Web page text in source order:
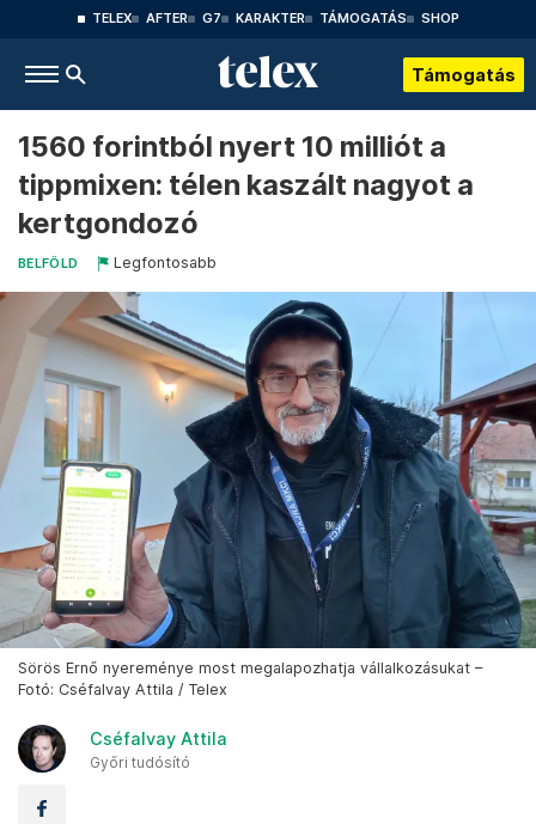
TELEX AFTER G7 KARAKTER TÁMOGATÁS SHOP
Támogatás
1560 forintból nyert 10 milliót a
tippmixen: télen kaszált nagyot a
kertgondozó
BELFÖLD Legfontosabb
Sörös Ernő nyereménye most megalapozhatja vállalkozásukat –
Fotó: Cséfalvay Attila / Telex
Cséfalvay Attila
Győri tudósító